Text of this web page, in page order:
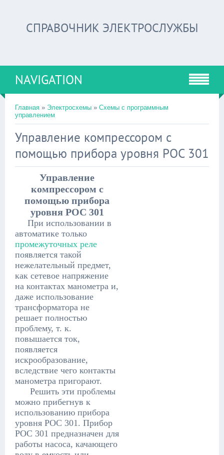
СПРАВОЧНИК ЭЛЕКТРОСЛУЖБЫ
NAVIGATION
Главная » Электросхемы » Схемы с программным
управлением
Управление компрессором с
помощью прибора уровня РОС 301
Управление
компрессором с
помощью прибора
уровня РОС 301
При использовании в
автоматике только
промежуточных реле
появляется такой
нежелательный предмет,
как сетевое напряжение
на контактах манометра и,
даже использование
трансформатора не
решает полностью
проблему, т. к.
повышается ток,
появляется
искрообразование,
вследствие чего контакты
манометра пригорают.
Решить эти проблемы
можно прибегнув к
использованию прибора
уровня РОС 301. Прибор
РОС 301 предназначен для
работы насоса, качающего